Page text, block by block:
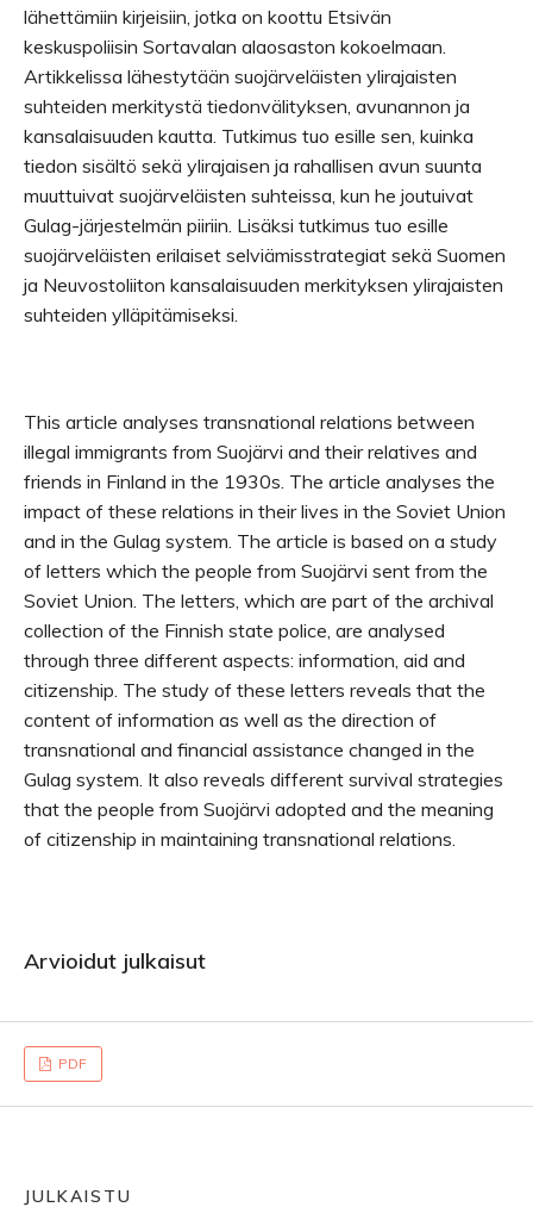
lähettämiin kirjeisiin, jotka on koottu Etsivän
keskuspoliisin Sortavalan alaosaston kokoelmaan.
Artikkelissa lähestytään suojärveläisten ylirajaisten
suhteiden merkitystä tiedonvälityksen, avunannon ja
kansalaisuuden kautta. Tutkimus tuo esille sen, kuinka
tiedon sisältö sekä ylirajaisen ja rahallisen avun suunta
muuttuivat suojärveläisten suhteissa, kun he joutuivat
Gulag-järjestelmän piiriin. Lisäksi tutkimus tuo esille
suojärveläisten erilaiset selviämisstrategiat sekä Suomen
ja Neuvostoliiton kansalaisuuden merkityksen ylirajaisten
suhteiden ylläpitämiseksi.
This article analyses transnational relations between
illegal immigrants from Suojärvi and their relatives and
friends in Finland in the 1930s. The article analyses the
impact of these relations in their lives in the Soviet Union
and in the Gulag system. The article is based on a study
of letters which the people from Suojärvi sent from the
Soviet Union. The letters, which are part of the archival
collection of the Finnish state police, are analysed
through three different aspects: information, aid and
citizenship. The study of these letters reveals that the
content of information as well as the direction of
transnational and financial assistance changed in the
Gulag system. It also reveals different survival strategies
that the people from Suojärvi adopted and the meaning
of citizenship in maintaining transnational relations.
Arvioidut julkaisut
PDF
JULKAISTU